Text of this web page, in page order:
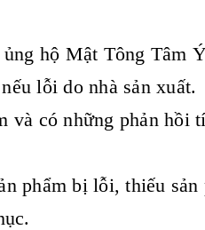
hộ Mật Tông Tâm
lỗi do nhà sản xuất.
và có những phản hồi
phẩm bị lỗi, thiếu sản